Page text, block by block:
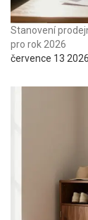
Stanovení
pro rok 2026
července 13 2026